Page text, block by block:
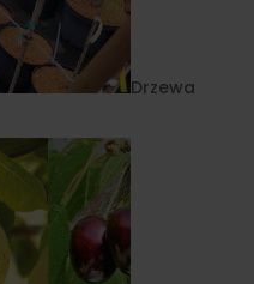
Drzewa